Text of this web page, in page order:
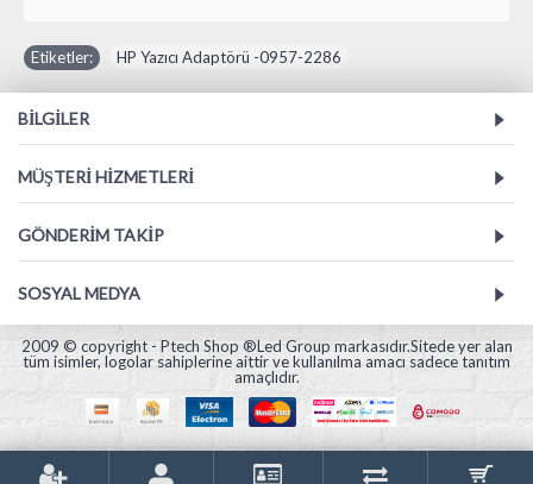
Etiketler: HP Yazıcı Adaptörü -0957-2286
BILGILER
MÜŞTERI HIZMETLERI
GÖNDERIM TAKIP
SOSYAL MEDYA
2009 © copyright - Ptech Shop ®Led Group markasıdır.Sitede yer alan
tüm isimler, logolar sahiplerine aittir ve kullanılma amacı sadece tanıtım
amaçlıdır.